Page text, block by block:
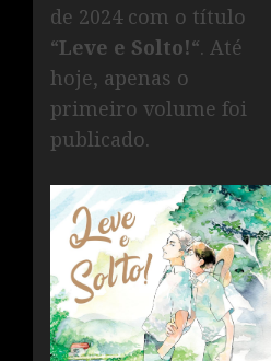
de 2024 com o título
“Leve e Solto!“. Até
hoje, apenas o
primeiro volume foi
publicado.